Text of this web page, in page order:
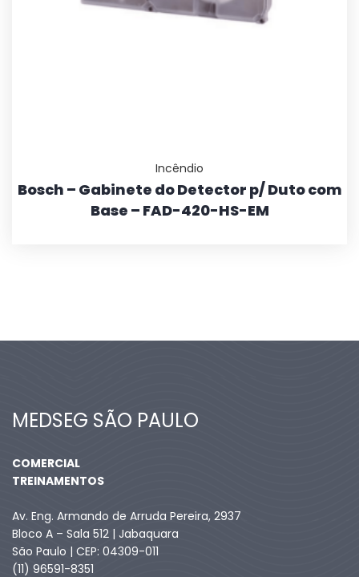
Incêndio
Bosch – Gabinete do Detector p/ Duto com
Base – FAD-420-HS-EM
MEDSEG SÃO PAULO
COMERCIAL
TREINAMENTOS
Av. Eng. Armando de Arruda Pereira, 2937
Bloco A – Sala 512 | Jabaquara
São Paulo | CEP: 04309-011
(11) 96591-8351